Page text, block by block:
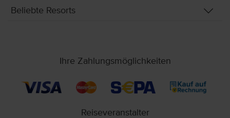
Beliebte Resorts
Ihre Zahlungsmöglichkeiten
Reiseveranstalter